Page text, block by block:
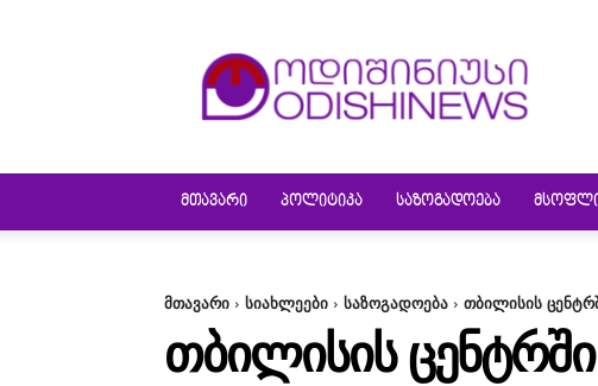
ᲛᲗᲐᲕᲐᲠᲘ ᲞᲝᲚᲘᲢᲘᲙᲐ ᲡᲐᲖᲝᲒᲐᲓᲝᲔᲑᲐ
მთავარი სიახლეები საზოგადოება თბილისის
ᲗᲑᲘᲚᲘᲡᲘᲡ